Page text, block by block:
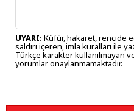
UYARI: Küfür, hakaret, rencide
saldırı içeren, imla kuralları ile
Türkçe karakter kullanılmayan
yorumlar onaylanmamaktadır.